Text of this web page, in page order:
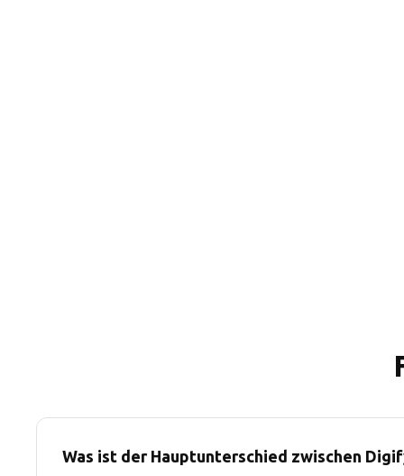
Was ist der Hauptunterschied zwischen